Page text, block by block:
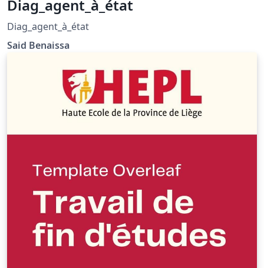
Diag_agent_à_état
Diag_agent_à_état
Said Benaissa